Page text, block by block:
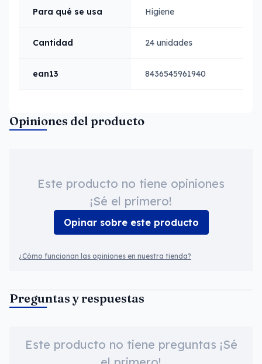
Para qué se usa Higiene
Cantidad 24 unidades
ean13 8436545961940
Opiniones del producto
Este producto no tiene opiniones
¡Sé el primero!
Opinar sobre este producto
¿Cómo funcionan las opiniones en nuestra tienda?
Preguntas y respuestas
Este producto no tiene preguntas ¡Sé